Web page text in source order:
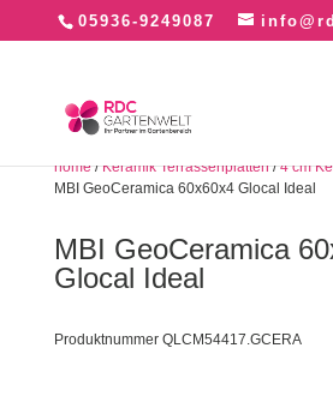
05936-9249087
home/Keramik Terrassenplatten/4 cm
MBI GeoCeramica 60x60x4 Glocal Ideal
MBI GeoCeramica
Glocal Ideal
Produktnummer QLCM54417.GCERA